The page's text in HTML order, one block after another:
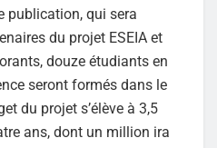
publication, qui sera
du projet ESEIA et
douze étudiants en
seront formés dans le
du projet s’élève à 3,5
ans, dont un million ira